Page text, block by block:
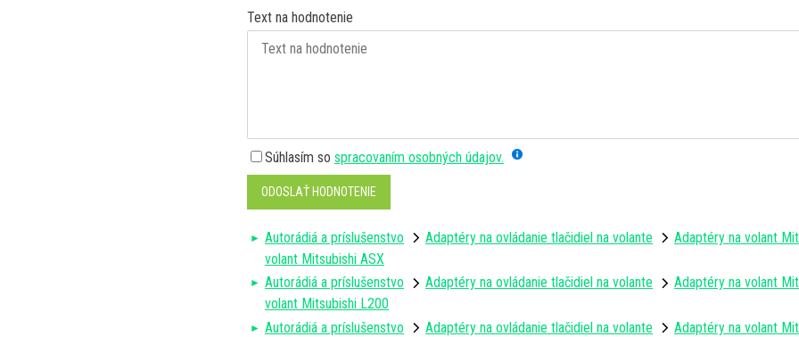
Text na hodnotenie
Súhlasím so spracovaním osobných údajov.
ODOSLAŤ HODNOTENIE
Autorádiá a príslušenstvo Adaptéry na ovládanie tlačidiel na volante Adaptéry na volant
volant Mitsubishi ASX
Autorádiá a príslušenstvo
Adaptéry na ovládanie tlačidiel na volante Adaptéry na volant
volant Mitsubishi L200
Autorádiá a príslušenstvo
Adaptéry na ovládanie tlačidiel na volante Adaptéry na volant